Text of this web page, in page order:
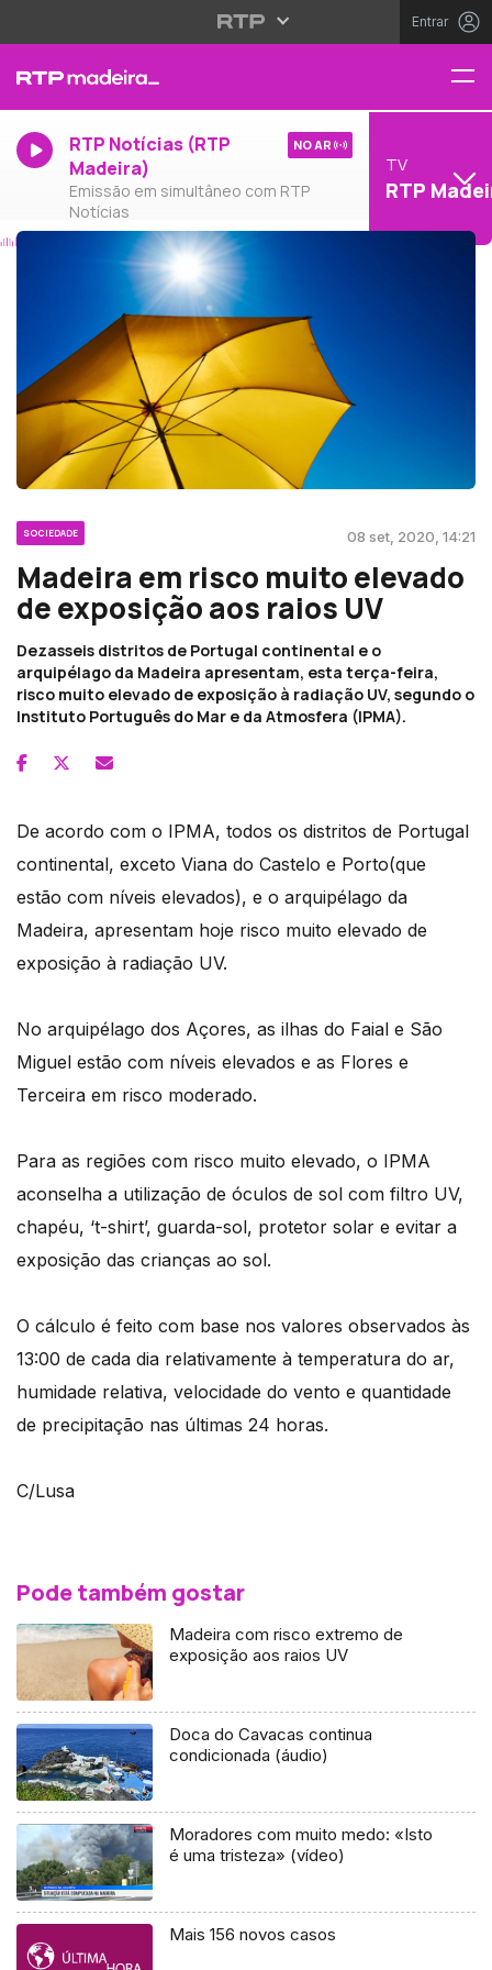
Entrar
RTP Notícias (RTP
Madeira)
Emissão em simultâneo com RTP
Notícias
NO AR
TV
RTP
SOCIEDADE 08 set, 2020, 14:21
Madeira em risco muito elevado
de exposição aos raios UV
Dezasseis distritos de Portugal continental e o
arquipélago da Madeira apresentam, esta terça-feira,
risco muito elevado de exposição à radiação UV, segundo o
Instituto Português do Mar e da Atmosfera (IPMA).
De acordo com o IPMA, todos os distritos de Portugal
continental, exceto Viana do Castelo e Porto(que
estão com níveis elevados), e o arquipélago da
Madeira, apresentam hoje risco muito elevado de
exposição à radiação UV.
No arquipélago dos Açores, as ilhas do Faial e São
Miguel estão com níveis elevados e as Flores e
Terceira em risco moderado.
Para as regiões com risco muito elevado, o IPMA
aconselha a utilização de óculos de sol com filtro UV,
chapéu, ‘t-shirt’, guarda-sol, protetor solar e evitar a
exposição das crianças ao sol.
O cálculo é feito com base nos valores observados às
13:00 de cada dia relativamente à temperatura do ar,
humidade relativa, velocidade do vento e quantidade
de precipitação nas últimas 24 horas.
C/Lusa
Pode também gostar
Madeira com risco extremo de
exposição aos raios UV
Doca do Cavacas continua
condicionada (áudio)
Moradores com muito medo: «Isto
é uma tristeza» (vídeo)
Mais 156 novos casos